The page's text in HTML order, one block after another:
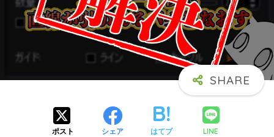
ポスト シェア はてブ LINE